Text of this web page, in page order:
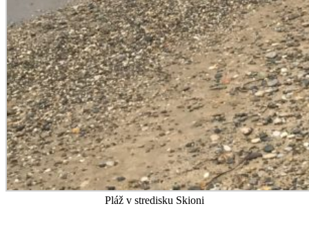
Pláž v stredisku Skioni